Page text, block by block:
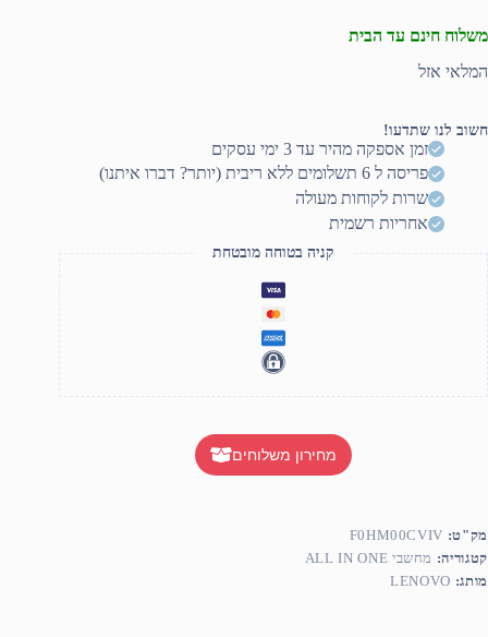
משלוח חינם עד הבית
המלאי אזל
חשוב לנו שתדעו!
זמן אספקה מהיר עד 3 ימי עסקים
פריסה ל 6 תשלומים ללא ריבית (יותר? דברו איתנו)
שרות לקוחות מעולה
אחריות רשמית
קניה בטוחה מובטחת
מחירון משלוחים
מק"ט: F0HM00CVIV
קטגוריה: מחשבי ALL IN ONE
מותג: LENOVO